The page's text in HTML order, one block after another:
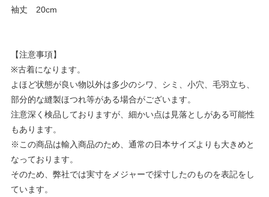
袖丈 20cm
【注意事項】
※古着になります。
よほど状態が良い物以外は多少のシワ、シミ、小穴、毛羽立ち、
部分的な縫製ほつれ等がある場合がございます。
注意深く検品しておりますが、細かい点は見落としがある可能性
もあります。
※この商品は輸入商品のため、通常の日本サイズよりも大きめと
なっております。
そのため、弊社では実寸をメジャーで採寸したのものを表記をし
ています。